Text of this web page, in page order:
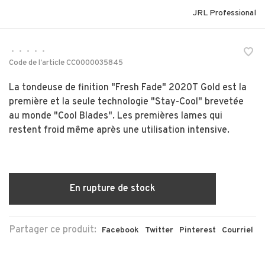
JRL Professional
• • • •
•
Code de l'articleCC0000035845
La tondeuse de finition "Fresh Fade" 2020T Gold est la
première et la seule technologie "Stay-Cool" brevetée
au monde "Cool Blades". Les premières lames qui
restent froid même après une utilisation intensive.
En rupture de stock
Partager ce produit: Facebook Twitter Pinterest Courriel